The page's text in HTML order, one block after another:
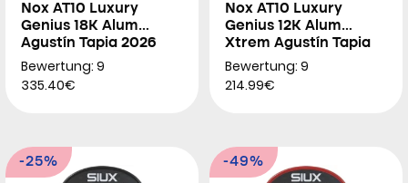
Nox AT10 Luxury
Genius 18K Alum
Agustín Tapia 2026
Bewertung: 9
335.40€
Nox AT10 Luxury
Genius 12K Alum
Xtrem Agustín Tapia
2026
Bewertung: 9
214.99€
-25% -49%